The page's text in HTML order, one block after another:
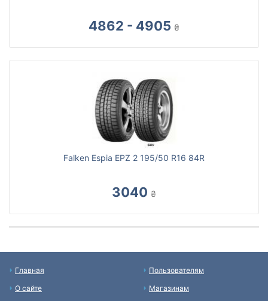
4862 - 4905 ₴
Falken Espia EPZ 2 195/50 R16 84R
3040 ₴
Главная
О сайте
Пользователям
Магазинам